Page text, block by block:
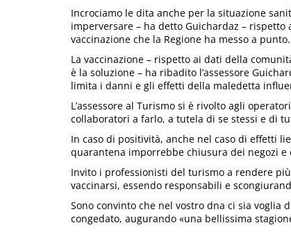
Incrociamo le dita anche per la situazione
imperversare – ha detto Guichardaz –
vaccinazione che la Regione ha messo a punto.
La vaccinazione – rispetto ai dati della
è la soluzione – ha ribadito l’assessore
limita i danni e gli effetti della maledetta
L’assessore al Turismo si è rivolto agli
collaboratori a farlo, a tutela di se stessi e di
In caso di positività, anche nel caso di effetti
quarantena imporrebbe chiusura dei negozi
Invito i professionisti del turismo a rendere
vaccinarsi, essendo responsabili e
Sono convinto che nel vostro dna ci sia voglia
congedato, augurando «una bellissima